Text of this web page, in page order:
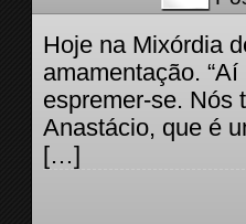
Hoje na Mixórdia
amamentação.
espremer-se. Nós
Anastácio, que é
[…]